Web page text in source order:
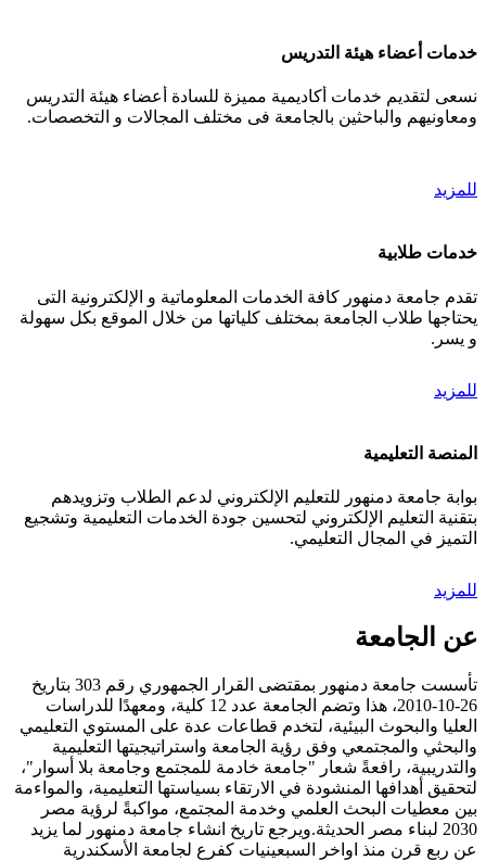
خدمات أعضاء هيئة التدريس
نسعى لتقديم خدمات أكاديمية مميزة للسادة أعضاء هيئة التدريس
ومعاونيهم والباحثين بالجامعة فى مختلف المجالات و التخصصات.
للمزيد
خدمات طلابية
تقدم جامعة دمنهور كافة الخدمات المعلوماتية و الإلكترونية التى
يحتاجها طلاب الجامعة بمختلف كلياتها من خلال الموقع بكل سهولة
و يسر.
للمزيد
المنصة التعليمية
بوابة جامعة دمنهور للتعليم الإلكتروني لدعم الطلاب وتزويدهم
بتقنية التعليم الإلكتروني لتحسين جودة الخدمات التعليمية وتشجيع
التميز في المجال التعليمي.
للمزيد
عن الجامعة
تأسست جامعة دمنهور بمقتضى القرار الجمهوري رقم 303 بتاريخ
26-10-2010، هذا وتضم الجامعة عدد 12 كلية، ومعهدًا للدراسات
العليا والبحوث البيئية، لتخدم قطاعات عدة على المستوي التعليمي
والبحثي والمجتمعي وفق رؤية الجامعة واستراتيجيتها التعليمية
والتدريبية، رافعةً شعار "جامعة خادمة للمجتمع وجامعة بلا أسوار"،
لتحقيق أهدافها المنشودة في الارتقاء بسياستها التعليمية، والمواءمة
بين معطيات البحث العلمي وخدمة المجتمع، مواكبةً لرؤية مصر
2030 لبناء مصر الحديثة.ويرجع تاريخ انشاء جامعة دمنهور لما يزيد
عن ربع قرن منذ اواخر السبعينيات كفرع لجامعة الأسكندرية